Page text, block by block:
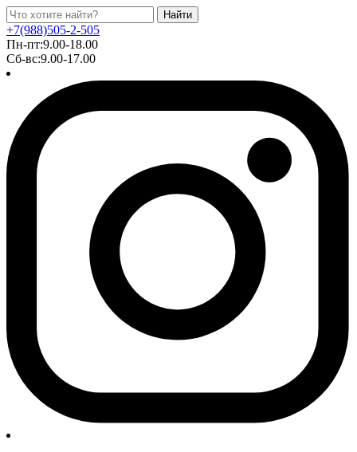
Найти
+7(988)505-2-505
Пн-пт:9.00-18.00
Сб-вс:9.00-17.00